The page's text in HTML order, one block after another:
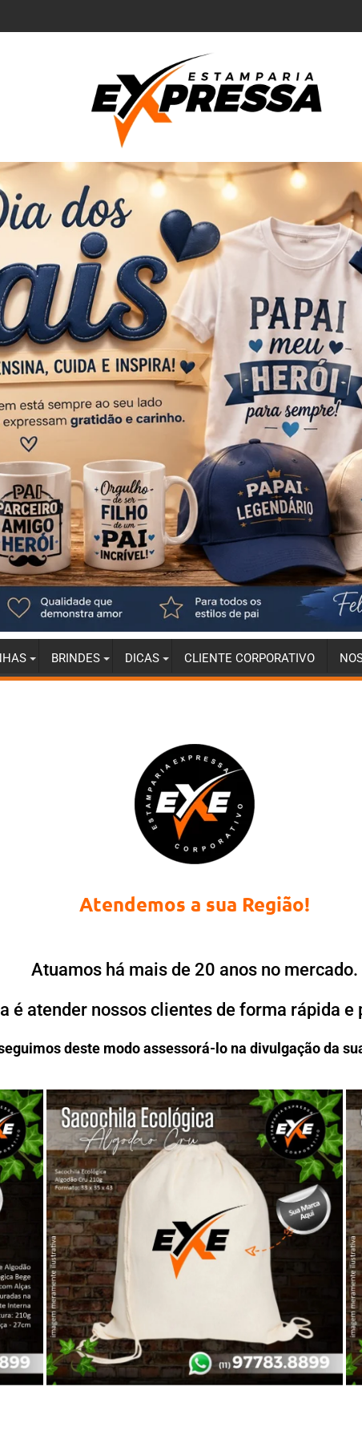
BRINDES DICAS CLIENTE CORPORATIVO
Atendemos a sua Região!
Atuamos há mais de 20 anos no mercado.
é atender nossos clientes de forma rápida e
deste modo assessorá-lo na divulgação da